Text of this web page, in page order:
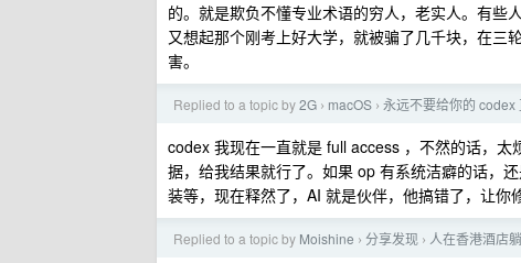
的。就是欺负不懂专业术语的穷人，老实人。有些
又想起那个刚考上好大学，就被骗了几千块，在三
害。
Replied to a topic by2G › macOS › 永远不要给你的 codex
codex 我现在一直就是 full access ，不然的话，
据，给我结果就行了。如果 op 有系统洁癖的话，
装等，现在释然了，AI 就是伙伴，他搞错了，让你
Replied to a topic by Moishine › 分享发现 › 人在香港酒店